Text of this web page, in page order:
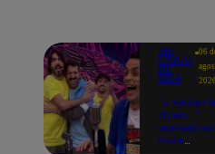
ME
CAIGO
DE
RISA
06
2026
"A Peláez
dicen...":
Manuel
hace